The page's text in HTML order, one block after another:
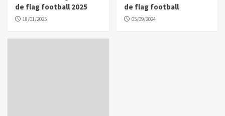
de flag football 2025
18/01/2025
de flag football
05/09/2024